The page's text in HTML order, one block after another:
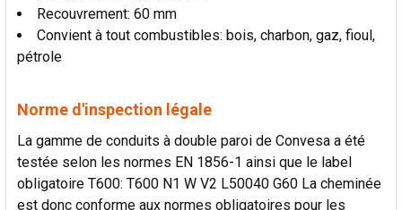
Recouvrement: 60 mm
Convient à tout combustibles: bois, charbon, gaz, fioul,
pétrole
Norme d'inspection légale
La gamme de conduits à double paroi de Convesa a été
testée selon les normes EN 1856-1 ainsi que le label
obligatoire T600: T600 N1 W V2 L50040 G60 La cheminée
est donc conforme aux normes obligatoires pour les